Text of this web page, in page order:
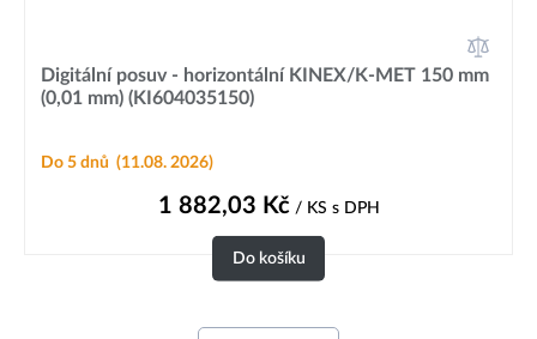
Digitální posuv - horizontální KINEX/K-MET 150 mm
(0,01 mm) (KI604035150)
Do 5 dnů (11.08. 2026)
1 882,03 Kč/ KS s DPH
Do košíku